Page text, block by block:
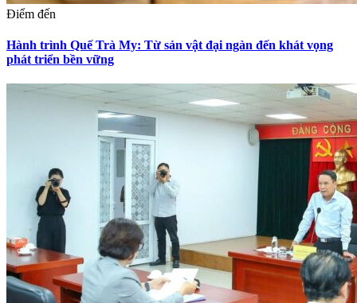
Điểm đến
Hành trình Quế Trà My: Từ sản vật đại ngàn đến khát vọng
phát triển bền vững